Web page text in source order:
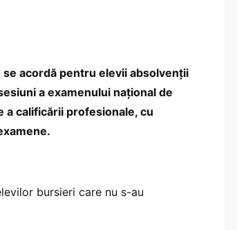
acordă pentru elevii absolvenții
a examenului național de
a calificării profesionale, cu
bursieri care nu s-au